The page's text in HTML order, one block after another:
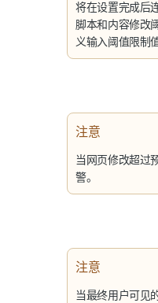
将在设置完成后
脚本和内容修改
义输入阈值限制值
注意
当网页修改超过
警。
注意
当最终用户可见